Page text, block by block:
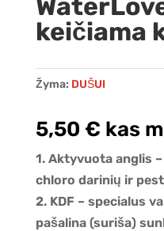
keičiama
Žyma: DUŠUI
5,50 € kas
1. Aktyvuota anglis
chloro darinių ir
2. KDF – specialus
pašalina (suriša)